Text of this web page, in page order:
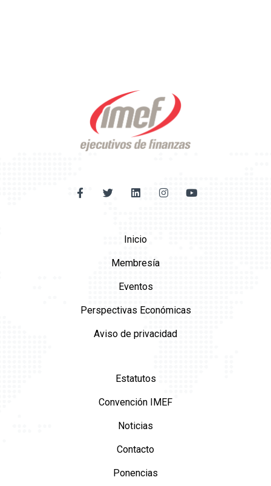
Inicio
Membresía
Eventos
Perspectivas Económicas
Aviso de privacidad
Estatutos
Convención IMEF
Noticias
Contacto
Ponencias